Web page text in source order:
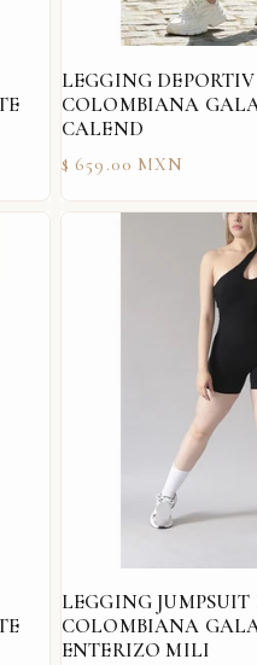
LEGGING
COLOMBIANA
CALEND
Precio
$ 659.00 MXN
LEGGING JUMPSUIT
COLOMBIANA
ENTERIZO MILI